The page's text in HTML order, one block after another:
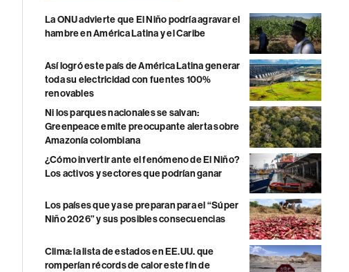
La ONU advierte que El Niño podría agravar el
hambre en América Latina y el Caribe
Así logró este país de América Latina generar
toda su electricidad con fuentes 100%
renovables
Ni los parques nacionales se salvan:
Greenpeace emite preocupante alerta sobre
Amazonía colombiana
¿Cómo invertir ante el fenómeno de El Niño?
Los activos y sectores que podrían ganar
Los países que ya se preparan para el “Súper
Niño 2026” y sus posibles consecuencias
Clima: la lista de estados en EE.UU. que
romperían récords de calor este fin de